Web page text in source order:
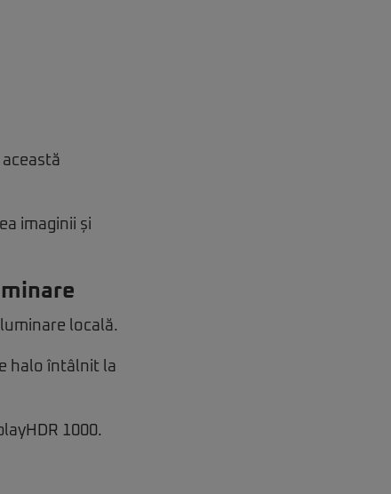
imaginii și
locală.
halo întâlnit la
1000.